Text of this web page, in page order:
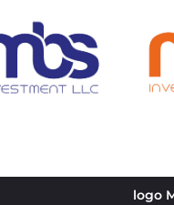
logo